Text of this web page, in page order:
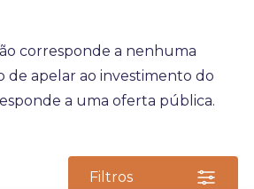
corresponde a nenhuma
de apelar ao investimento do
a uma oferta pública.
Filtros